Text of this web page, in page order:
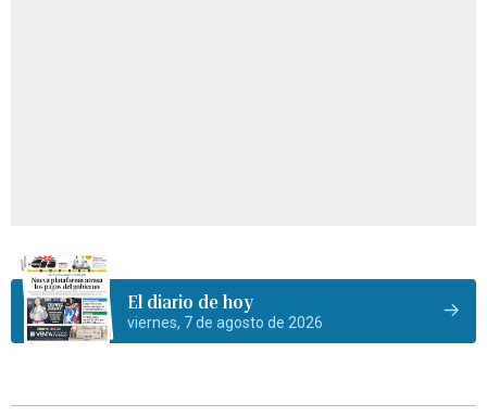
El diario de hoy
viernes, 7 de agosto de 2026